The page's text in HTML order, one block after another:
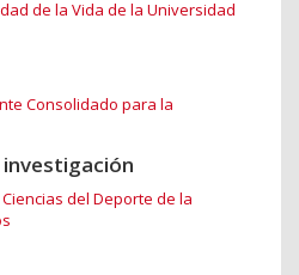
de la Vida de la Universidad
Consolidado para la
del Deporte de la